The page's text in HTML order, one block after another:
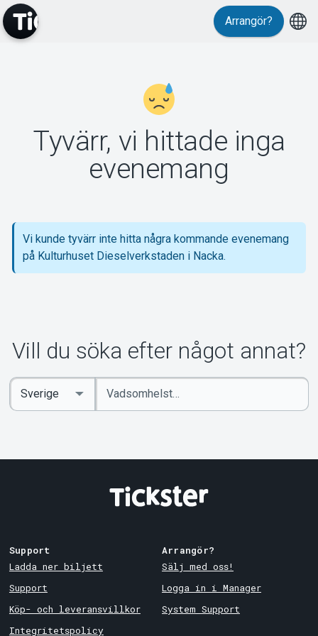
Support
Om Tickster
Arrangör?
Tyvärr, vi hittade inga
evenemang
Vi kunde tyvärr inte hitta några kommande evenemang
på Kulturhuset Dieselverkstaden i Nacka.
Vill du söka efter något annat?
Ange
sökord
Select
Country
Support
Ladda ner biljett
Support
Köp- och leveransvillkor
Integritetspolicy
Arrangör?
Sälj med oss!
Logga in i Manager
System Support